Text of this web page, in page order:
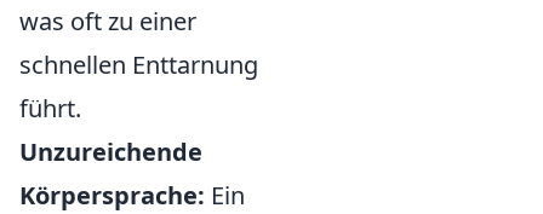
was oft zu einer
schnellen Enttarnung
führt.
Unzureichende
Körpersprache: Ein